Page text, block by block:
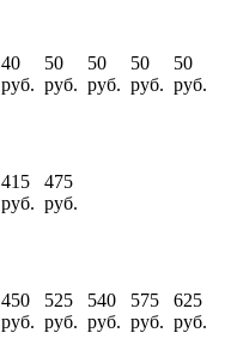
40
руб.
50
руб.
50
руб.
50
руб.
50
руб.
415
руб.
475
руб.
450
руб.
525
руб.
540
руб.
575
руб.
625
руб.